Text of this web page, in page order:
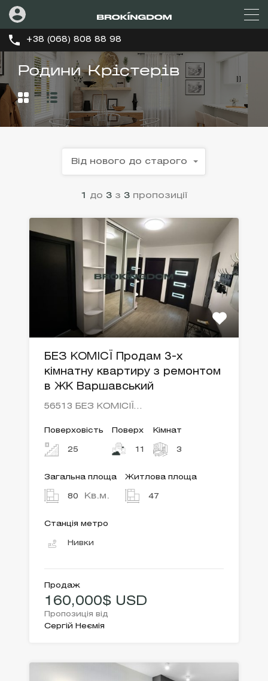
+38 (068) 808 88 98
Родини Крістерів
1 до 3 з 3 пропозиції
Від нового до старого
БЕЗ КОМІСЇ Продам 3-х
кімнатну квартиру з ремонтом
в ЖК Варшавський
56513 БЕЗ КОМІСІЇ…
Поверховість
25
Поверх
11
Кімнат
3
Загальна площа
80 Кв.м.
Житлова площа
47
Станція метро
Нивки
Продаж
160,000$ USD
Пропозиція від
Сергій Неємія